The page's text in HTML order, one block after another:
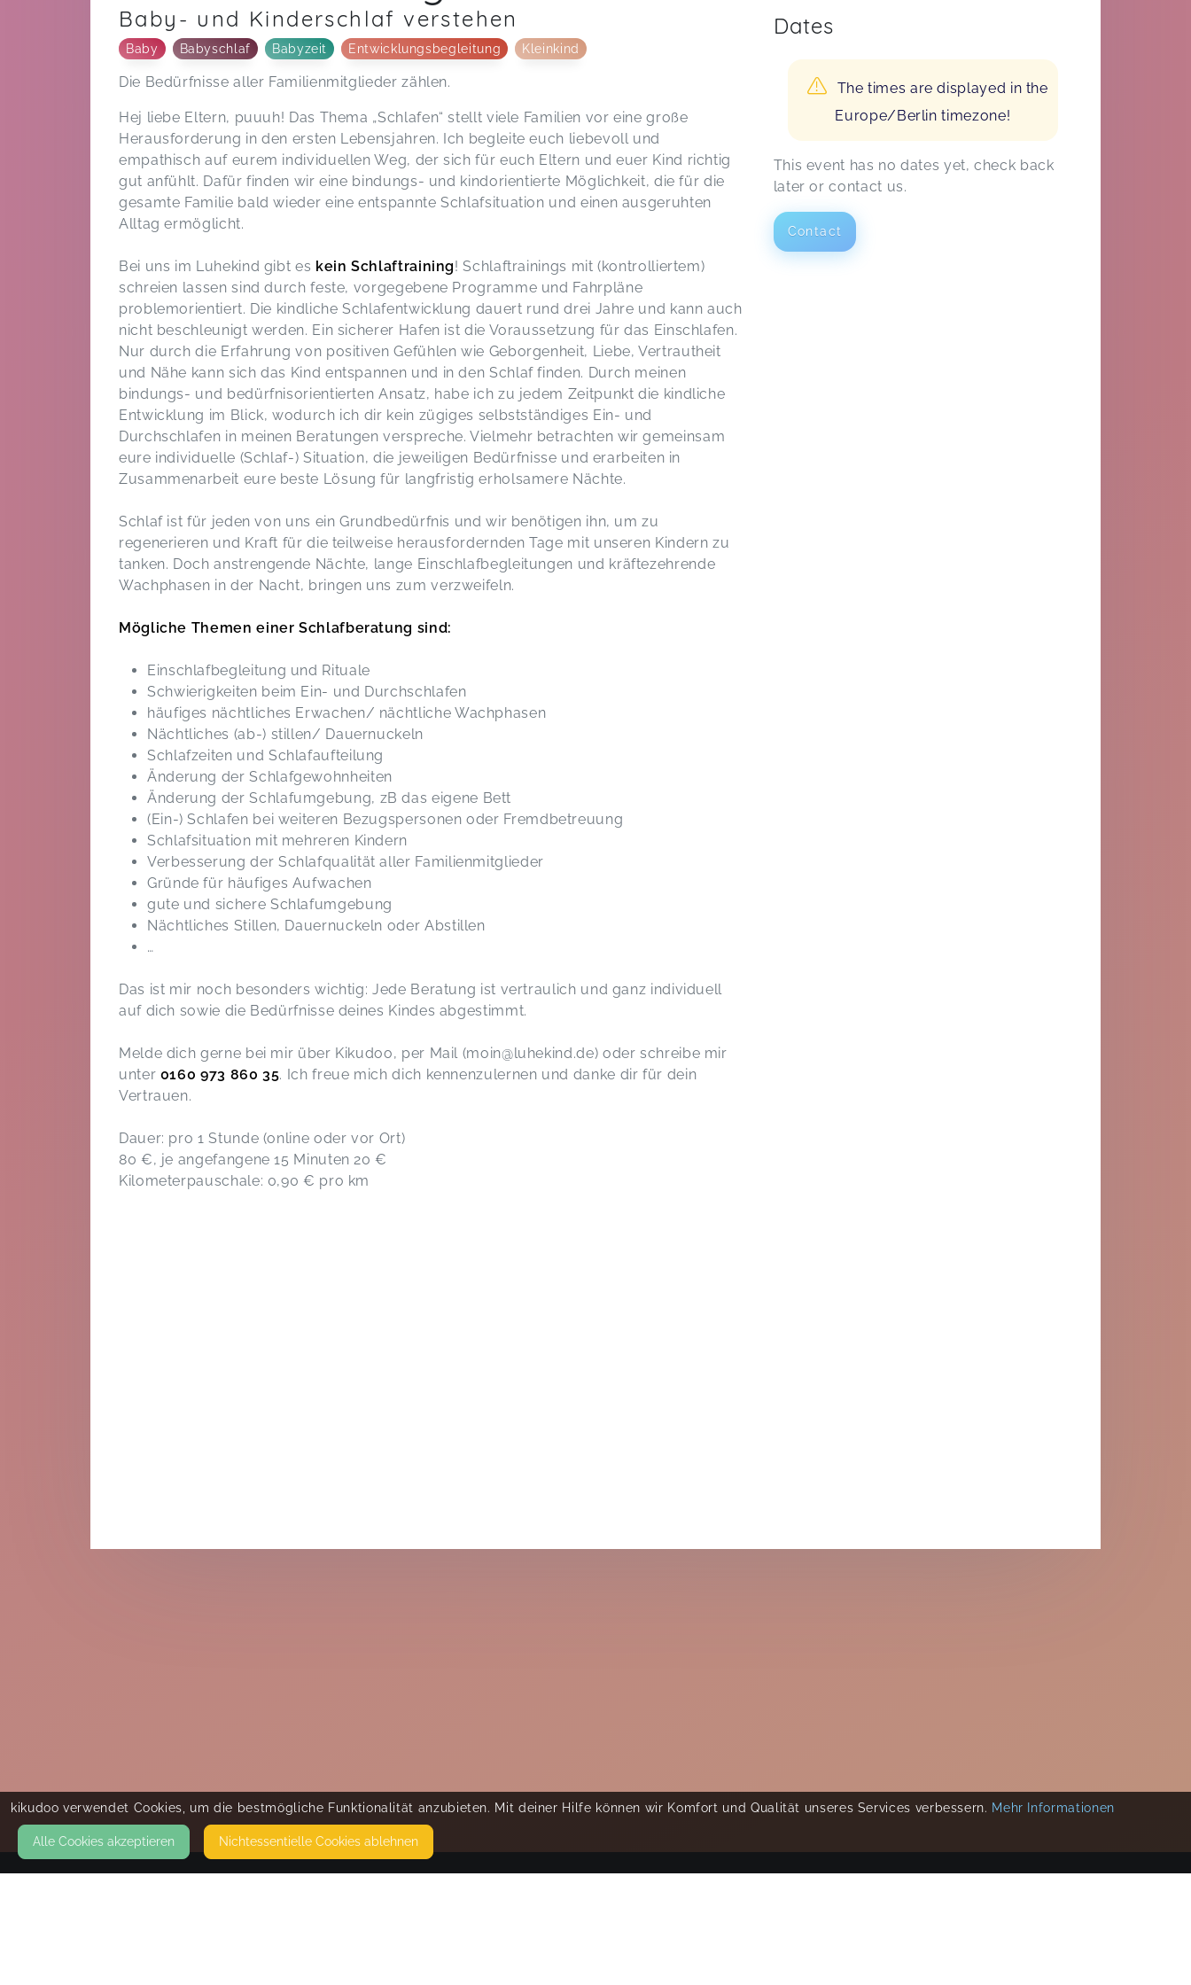
Baby- und Kinderschlaf verstehen
Baby Babyschlaf Babyzeit Entwicklungsbegleitung Kleinkind
Die Bedürfnisse aller Familienmitglieder zählen.
Hej liebe Eltern, puuuh! Das Thema „Schlafen“ stellt viele Familien vor eine große
Herausforderung in den ersten Lebensjahren. Ich begleite euch liebevoll und
empathisch auf eurem individuellen Weg, der sich für euch Eltern und euer Kind richtig
gut anfühlt. Dafür finden wir eine bindungs- und kindorientierte Möglichkeit, die für die
gesamte Familie bald wieder eine entspannte Schlafsituation und einen ausgeruhten
Alltag ermöglicht.
Bei uns im Luhekind gibt es kein Schlaftraining! Schlaftrainings mit (kontrolliertem)
schreien lassen sind durch feste, vorgegebene Programme und Fahrpläne
problemorientiert. Die kindliche Schlafentwicklung dauert rund drei Jahre und kann auch
nicht beschleunigt werden. Ein sicherer Hafen ist die Voraussetzung für das Einschlafen.
Nur durch die Erfahrung von positiven Gefühlen wie Geborgenheit, Liebe, Vertrautheit
und Nähe kann sich das Kind entspannen und in den Schlaf finden. Durch meinen
bindungs- und bedürfnisorientierten Ansatz, habe ich zu jedem Zeitpunkt die kindliche
Entwicklung im Blick, wodurch ich dir kein zügiges selbstständiges Ein- und
Durchschlafen in meinen Beratungen verspreche. Vielmehr betrachten wir gemeinsam
eure individuelle (Schlaf-) Situation, die jeweiligen Bedürfnisse und erarbeiten in
Zusammenarbeit eure beste Lösung für langfristig erholsamere Nächte.
Schlaf ist für jeden von uns ein Grundbedürfnis und wir benötigen ihn, um zu
regenerieren und Kraft für die teilweise herausfordernden Tage mit unseren Kindern zu
tanken. Doch anstrengende Nächte, lange Einschlafbegleitungen und kräftezehrende
Wachphasen in der Nacht, bringen uns zum verzweifeln.
​Mögliche Themen einer Schlafberatung sind:
Einschlafbegleitung und Rituale
Schwierigkeiten beim Ein- und Durchschlafen
häufiges nächtliches Erwachen/ nächtliche Wachphasen
Nächtliches (ab-) stillen/ Dauernuckeln
Schlafzeiten und Schlafaufteilung
Änderung der Schlafgewohnheiten
Änderung der Schlafumgebung, zB das eigene Bett
(Ein-) Schlafen bei weiteren Bezugspersonen oder Fremdbetreuung
Schlafsituation mit mehreren Kindern
Verbesserung der Schlafqualität aller Familienmitglieder
Gründe für häufiges Aufwachen
gute und sichere Schlafumgebung
Nächtliches Stillen, Dauernuckeln oder Abstillen
…
Das ist mir noch besonders wichtig: Jede Beratung ist vertraulich und ganz individuell
auf dich sowie die Bedürfnisse deines Kindes abgestimmt.
Melde dich gerne bei mir über Kikudoo, per Mail (moin@luhekind.de) oder schreibe mir
unter 0160 973 860 35. Ich freue mich dich kennenzulernen und danke dir für dein
Vertrauen.
Dauer: pro 1 Stunde (online oder vor Ort)
80 €, je angefangene 15 Minuten 20 €
Kilometerpauschale: 0,90 € pro km
Dates
The times are displayed in the
Europe/Berlin timezone!
This event has no dates yet, check back
later or contact us.
Contact
kikudoo verwendet Cookies, um die bestmögliche Funktionalität anzubieten. Mit deiner Hilfe können wir Komfort und Qualität unseres Services verbessern. Mehr Informationen
Alle Cookies akzeptieren Nicht­essentielle Cookies ablehnen